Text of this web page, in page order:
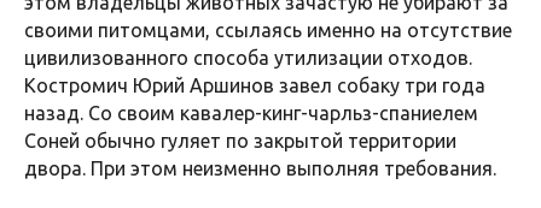
своими питомцами, ссылаясь именно на отсутствие
цивилизованного способа утилизации отходов.
Костромич Юрий Аршинов завел собаку три года
назад. Со своим кавалер-кинг-чарльз-спаниелем
Соней обычно гуляет по закрытой территории
двора. При этом неизменно выполняя требования.